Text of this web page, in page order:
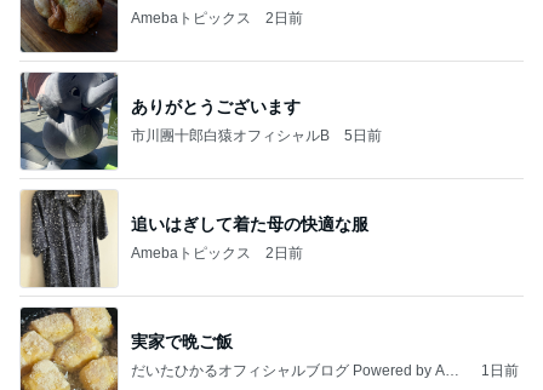
Amebaトピックス 2日前
ありがとうございます
市川團十郎白猿オフィシャルB 5日前
追いはぎして着た母の快適な服
Amebaトピックス 2日前
実家で晩ご飯
だいたひかるオフィシャルブログ Powered by Ame
1日前